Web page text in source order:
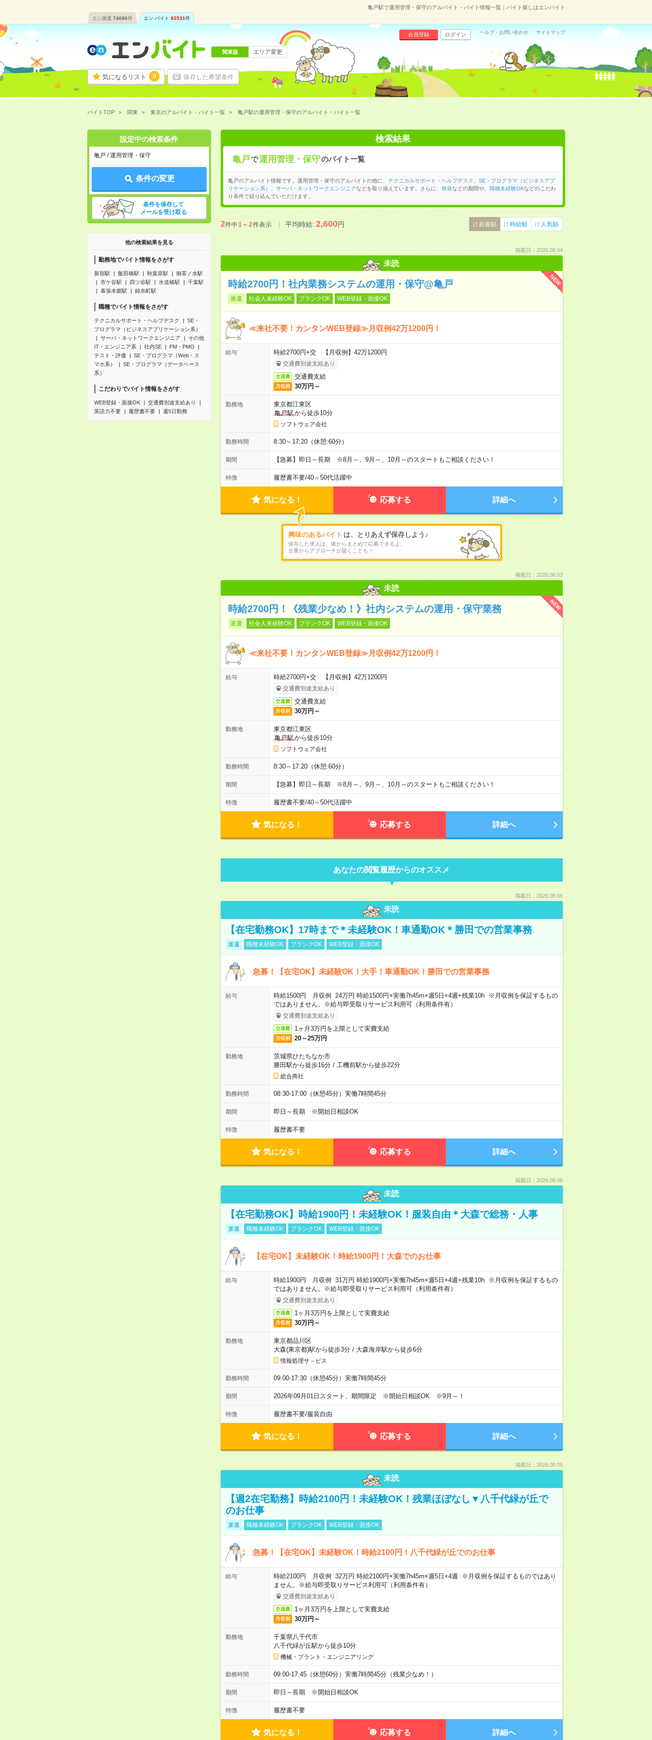
亀戸駅で運用管理・保守のアルバイト・バイト情報一覧｜バイト探しはエンバイト
エン派遣 74686件 エン バイト 82531件
気になるリスト 0 保存した希望条件
会員登録 ログイン ヘルプ・お問い合わせ サイトマップ
関東版 エリア変更
バイトTOP 関東 東京のアルバイト・バイト一覧 亀戸駅の運用管理・保守のアルバイト・バイト一覧
設定中の検索条件
亀戸 / 運用管理・保守
条件の変更
条件を保存して
メールを受け取る
他の検索結果を見る
勤務地でバイト情報をさがす
新宿駅 飯田橋駅 秋葉原駅
御茶ノ水駅
市ケ谷駅
四ツ谷駅 水道橋駅
千葉駅
幕張本郷駅
錦糸町駅
職種でバイト情報をさがす
テクニカルサポート・ヘルプデスク
SE・
プログラマ（ビジネスアプリケーション系）
サーバ・ネットワークエンジニア
その他
IT・エンジニア系
社内SE
PM・PMO
テスト・評価
SE・プログラマ（Web・ス
マホ系）
SE・プログラマ（データベース
系）
こだわりでバイト情報をさがす
WEB登録・面接OK
交通費別途支給あり
英語力不要
履歴書不要 週5日勤務
検索結果
亀戸で運用管理・保守のバイト一覧
亀戸のアルバイト情報です。運用管理・保守のアルバイトの他に、 テクニカルサポート・ヘルプデスク
SE・プログラマ（ビジネスアプ
リケーション系）
サーバ・ネットワークエンジニアなどを取り揃えています。さらに、 単発などの期間や、 職種未経験OKなどのこだわ
り条件で絞り込んでいただけます。
2件中1～2件表示 平均時給:2,600円 新着順 時給順 人気順
掲載日：2026.08.04
未読
NEW
時給2700円！社内業務システムの運用・保守@亀戸
派遣 社会人未経験OK ブランクOK WEB登録・面接OK
≪来社不要！カンタンWEB登録≫月収例42万1200円！
給与 時給2700円+交 【月収例】42万1200円
交通費別途支給あり
交通費 交通費支給
月収例 30万円～
勤務地
東京都江東区
亀戸駅から徒歩10分
ソフトウェア会社
勤務時間 8:30～17:20（休憩:60分）
期間 【急募】即日～長期 ※8月～、9月～、10月～のスタートもご相談ください！
特徴 履歴書不要/40～50代活躍中
気になる！ 応募する 詳細へ
興味のあるバイト は、とりあえず保存しよう♪
保存した求人は、後からまとめて応募できるよ。
企業からアプローチが届くことも！
掲載日：2026.08.03
未読
NEW
時給2700円！《残業少なめ！》社内システムの運用・保守業務
派遣 社会人未経験OK ブランクOK WEB登録・面接OK
≪来社不要！カンタンWEB登録≫月収例42万1200円！
給与 時給2700円+交 【月収例】42万1200円
交通費別途支給あり
交通費 交通費支給
月収例 30万円～
勤務地
東京都江東区
亀戸駅から徒歩10分
ソフトウェア会社
勤務時間 8:30～17:20（休憩:60分）
期間 【急募】即日～長期 ※8月～、9月～、10月～のスタートもご相談ください！
特徴 履歴書不要/40～50代活躍中
気になる！ 応募する 詳細へ
あなたの閲覧履歴からのオススメ
掲載日：2026.08.06
未読
【在宅勤務OK】17時まで＊未経験OK！車通勤OK＊勝田での営業事務
派遣 職種未経験OK ブランクOK WEB登録・面接OK
急募！【在宅OK】未経験OK！大手！車通勤OK！勝田での営業事務
給与
時給1500円 月収例 24万円 時給1500円×実働7h45m×週5日×4週+残業10h ※月収例を保証するもの
ではありません。※給与即受取りサービス利用可（利用条件有）
交通費別途支給あり
交通費 1ヶ月3万円を上限として実費支給
月収例 20～25万円
勤務地
茨城県ひたちなか市
勝田駅から徒歩16分/ 工機前駅から徒歩22分
総合商社
勤務時間 08:30-17:00（休憩45分）実働7時間45分
期間 即日～長期 ※開始日相談OK
特徴 履歴書不要
気になる！ 応募する 詳細へ
掲載日：2026.08.06
未読
【在宅勤務OK】時給1900円！未経験OK！服装自由＊大森で総務・人事
派遣 職種未経験OK ブランクOK WEB登録・面接OK
【在宅OK】未経験OK！時給1900円！大森でのお仕事
給与
時給1900円 月収例 31万円 時給1900円×実働7h45m×週5日×4週+残業10h ※月収例を保証するもの
ではありません。※給与即受取りサービス利用可（利用条件有）
交通費別途支給あり
交通費 1ヶ月3万円を上限として実費支給
月収例 30万円～
勤務地
東京都品川区
大森(東京都)駅から徒歩3分/ 大森海岸駅から徒歩6分
情報処理サ－ビス
勤務時間 09:00-17:30（休憩45分）実働7時間45分
期間 2026年09月01日スタート、期間限定 ※開始日相談OK ※9月～！
特徴 履歴書不要/服装自由
気になる！ 応募する 詳細へ
掲載日：2026.08.06
未読
【週2在宅勤務】時給2100円！未経験OK！残業ほぼなし▼八千代緑が丘で
のお仕事
派遣 職種未経験OK ブランクOK WEB登録・面接OK
急募！【在宅OK】未経験OK！時給2100円！八千代緑が丘でのお仕事
給与
時給2100円 月収例 32万円 時給2100円×実働7h45m×週5日×4週 ※月収例を保証するものではあり
ません。※給与即受取りサービス利用可（利用条件有）
交通費別途支給あり
交通費 1ヶ月3万円を上限として実費支給
月収例 30万円～
勤務地
千葉県八千代市
八千代緑が丘駅から徒歩10分
機械・プラント・エンジニアリング
勤務時間 09:00-17:45（休憩60分）実働7時間45分（残業少なめ！）
期間 即日～長期 ※開始日相談OK
特徴 履歴書不要
気になる！ 応募する 詳細へ